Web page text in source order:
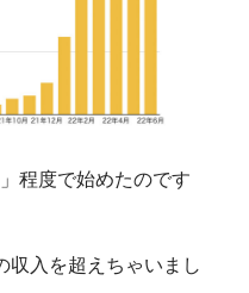
程度で始めたのです
収入を超えちゃいまし